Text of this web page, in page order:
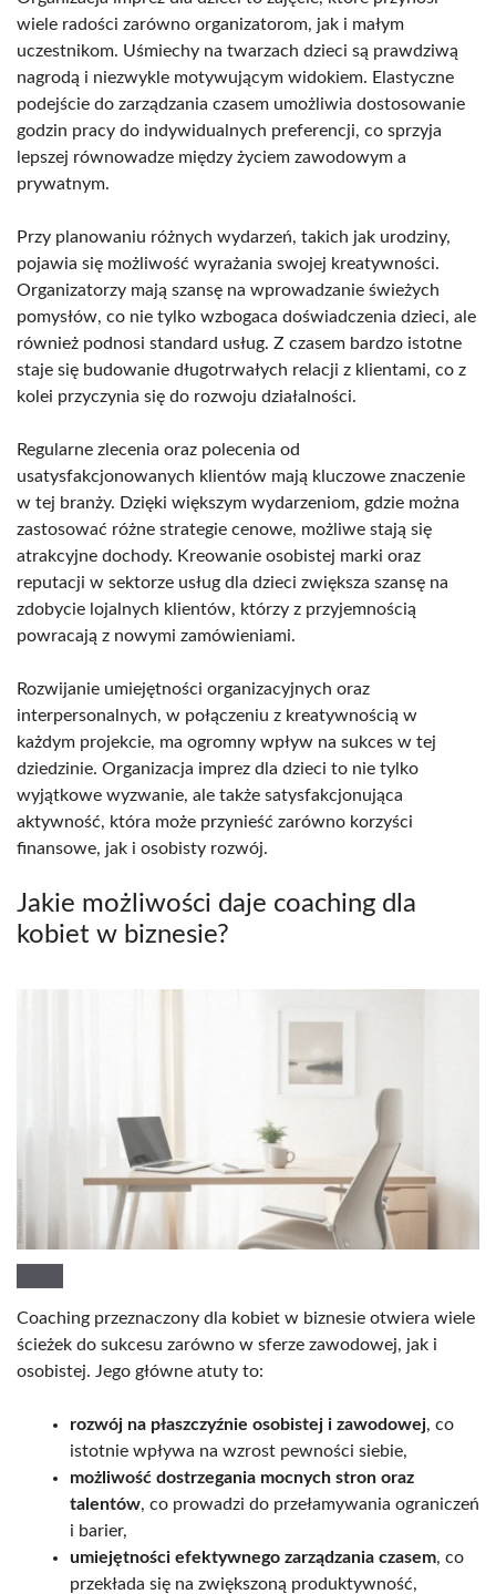
wiele radości zarówno organizatorom, jak i małym
uczestnikom. Uśmiechy na twarzach dzieci są prawdziwą
nagrodą i niezwykle motywującym widokiem. Elastyczne
podejście do zarządzania czasem umożliwia dostosowanie
godzin pracy do indywidualnych preferencji, co sprzyja
lepszej równowadze między życiem zawodowym a
prywatnym.
Przy planowaniu różnych wydarzeń, takich jak urodziny,
pojawia się możliwość wyrażania swojej kreatywności.
Organizatorzy mają szansę na wprowadzanie świeżych
pomysłów, co nie tylko wzbogaca doświadczenia dzieci, ale
również podnosi standard usług. Z czasem bardzo istotne
staje się budowanie długotrwałych relacji z klientami, co z
kolei przyczynia się do rozwoju działalności.
Regularne zlecenia oraz polecenia od
usatysfakcjonowanych klientów mają kluczowe znaczenie
w tej branży. Dzięki większym wydarzeniom, gdzie można
zastosować różne strategie cenowe, możliwe stają się
atrakcyjne dochody. Kreowanie osobistej marki oraz
reputacji w sektorze usług dla dzieci zwiększa szansę na
zdobycie lojalnych klientów, którzy z przyjemnością
powracają z nowymi zamówieniami.
Rozwijanie umiejętności organizacyjnych oraz
interpersonalnych, w połączeniu z kreatywnością w
każdym projekcie, ma ogromny wpływ na sukces w tej
dziedzinie. Organizacja imprez dla dzieci to nie tylko
wyjątkowe wyzwanie, ale także satysfakcjonująca
aktywność, która może przynieść zarówno korzyści
finansowe, jak i osobisty rozwój.
Jakie możliwości daje coaching dla
kobiet w biznesie?
Coaching przeznaczony dla kobiet w biznesie otwiera wiele
ścieżek do sukcesu zarówno w sferze zawodowej, jak i
osobistej. Jego główne atuty to:
rozwój na płaszczyźnie osobistej i zawodowej, co
istotnie wpływa na wzrost pewności siebie,
możliwość dostrzegania mocnych stron oraz
talentów, co prowadzi do przełamywania ograniczeń
i barier,
umiejętności efektywnego zarządzania czasem, co
przekłada się na zwiększoną produktywność,